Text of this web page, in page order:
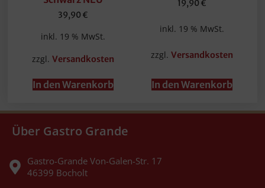
39,90 €
inkl. 19 % MwSt.
zzgl.Versandkosten
In den Warenkorb
19,90 €
inkl. 19 % MwSt.
zzgl. Versandkosten
In den Warenkorb
Über Gastro Grande
Gastro-Grande Von-Galen-Str. 17
46399 Bocholt